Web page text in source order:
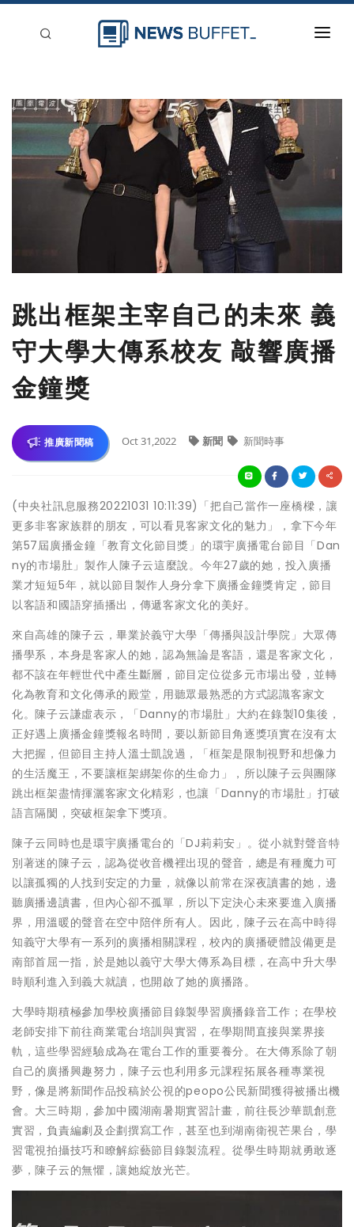
新聞稿分類
刊登
跳出框架主宰自己的未來 義
守大學大傳系校友 敲響廣播
金鐘獎
推廣新聞稿 Oct 31,2022 新聞 新聞時事
(中央社訊息服務20221031 10:11:39)「把自己當作一座橋樑，讓
更多非客家族群的朋友，可以看見客家文化的魅力」，拿下今年
第57屆廣播金鐘「教育文化節目獎」的環宇廣播電台節目「Dan
ny的市場肚」製作人陳子云這麼說。今年27歲的她，投入廣播
業才短短5年，就以節目製作人身分拿下廣播金鐘獎肯定，節目
以客語和國語穿插播出，傳遞客家文化的美好。
來自高雄的陳子云，畢業於義守大學「傳播與設計學院」大眾傳
播學系，本身是客家人的她，認為無論是客語，還是客家文化，
都不該在年輕世代中產生斷層，節目定位從多元市場出發，並轉
化為教育和文化傳承的殿堂，用聽眾最熟悉的方式認識客家文
化。陳子云謙虛表示，「Danny的市場肚」大約在錄製10集後，
正好遇上廣播金鐘獎報名時間，要以新節目角逐獎項實在沒有太
大把握，但節目主持人溫士凱說過，「框架是限制視野和想像力
的生活魔王，不要讓框架綁架你的生命力」，所以陳子云與團隊
跳出框架盡情揮灑客家文化精彩，也讓「Danny的市場肚」打破
語言隔閡，突破框架拿下獎項。
陳子云同時也是環宇廣播電台的「DJ莉莉安」。從小就對聲音特
別著迷的陳子云，認為從收音機裡出現的聲音，總是有種魔力可
以讓孤獨的人找到安定的力量，就像以前常在深夜讀書的她，邊
聽廣播邊讀書，但內心卻不孤單，所以下定決心未來要進入廣播
界，用溫暖的聲音在空中陪伴所有人。因此，陳子云在高中時得
知義守大學有一系列的廣播相關課程，校內的廣播硬體設備更是
南部首屈一指，於是她以義守大學大傳系為目標，在高中升大學
時順利進入到義大就讀，也開啟了她的廣播路。
大學時期積極參加學校廣播節目錄製學習廣播錄音工作；在學校
老師安排下前往商業電台培訓與實習，在學期間直接與業界接
軌，這些學習經驗成為在電台工作的重要養分。在大傳系除了朝
自己的廣播興趣努力，陳子云也利用多元課程拓展各種專業視
野，像是將新聞作品投稿於公視的peopo公民新聞獲得被播出機
會。大三時期，參加中國湖南暑期實習計畫，前往長沙華凱創意
實習，負責編劇及企劃撰寫工作，甚至也到湖南衛視芒果台，學
習電視拍攝技巧和瞭解綜藝節目錄製流程。從學生時期就勇敢逐
夢，陳子云的無懼，讓她綻放光芒。